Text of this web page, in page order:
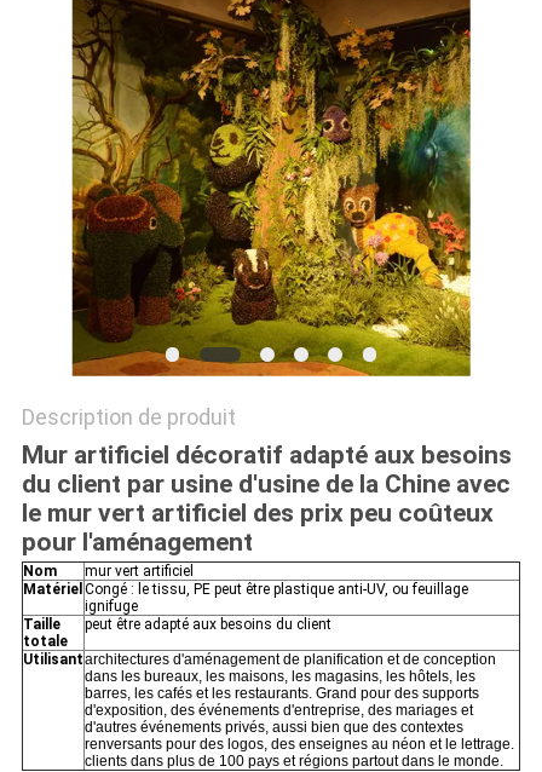
AFFAIRES
DEMANDEZ
DEVIS
PLAN
POLITIQUE
DE
CONFIDENTIALITÉ
Description de produit
Mur artificiel décoratif adapté aux besoins
du client par usine d'usine de la Chine avec
le mur vert artificiel des prix peu coûteux
pour l'aménagement
Nom
mur vert artificiel
Matériel Congé : le tissu, PE peut être plastique anti-UV, ou feuillage
ignifuge
Taille
totale
peut être adapté aux besoins du client
Utilisantarchitectures d'aménagement de planification et de conception
dans les bureaux, les maisons, les magasins, les hôtels, les
barres, les cafés et les restaurants. Grand pour des supports
d'exposition, des événements d'entreprise, des mariages et
d'autres événements privés, aussi bien que des contextes
renversants pour des logos, des enseignes au néon et le lettrage.
clients dans plus de 100 pays et régions partout dans le monde.